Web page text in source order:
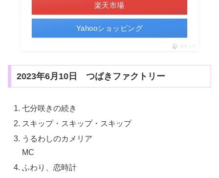
楽天市場
Yahooショッピング
ポチップ
2023年6月10日 つばきファクトリー
七分咲きの続き
スキップ・スキップ・スキップ
うるわしのカメリア
MC
ふわり、恋時計